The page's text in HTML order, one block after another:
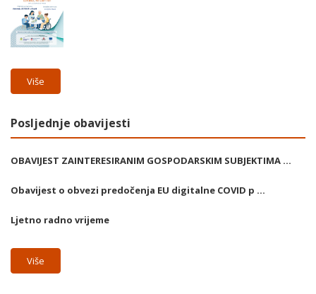
Više
Posljednje obavijesti
OBAVIJEST ZAINTERESIRANIM GOSPODARSKIM SUBJEKTIMA ...
Obavijest o obvezi predočenja EU digitalne COVID p ...
Ljetno radno vrijeme
Više